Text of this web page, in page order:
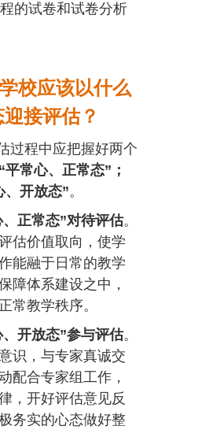
的试卷和试卷分析
校应该以什么
接评估？
过程中应把握好两个
平常心、正常态”；
、开放态”。
正常态”对待评估。
估价值取向，使学
能融于日常的教学
障体系建设之中，
常教学秩序。
开放态”参与评估。
识，与专家真诚交
配合专家组工作，
，开好评估意见反
务实的心态做好整